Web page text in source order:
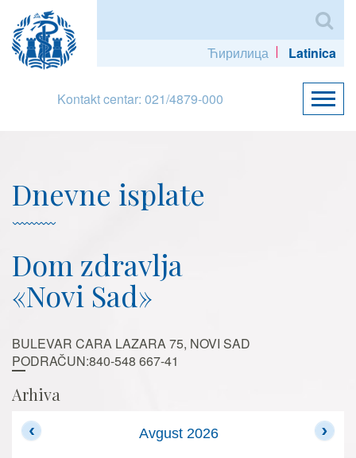
Ћирилица Latinica
Kontakt centar: 021/4879-000
Dnevne isplate
Dom zdravlja
«Novi Sad»
BULEVAR CARA LAZARA 75, NOVI SAD
PODRAČUN:840-548 667-41
Arhiva
Avgust 2026